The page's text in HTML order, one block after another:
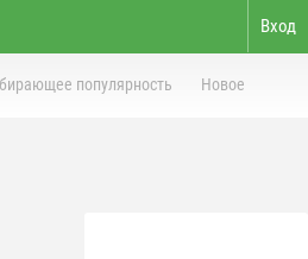
Вход
популярность Новое